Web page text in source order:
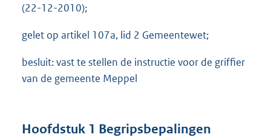
(22-12-2010);
gelet op artikel 107a, lid 2 Gemeentewet;
besluit: vast te stellen de instructie voor de griffier
van de gemeente Meppel
Hoofdstuk 1 Begripsbepalingen